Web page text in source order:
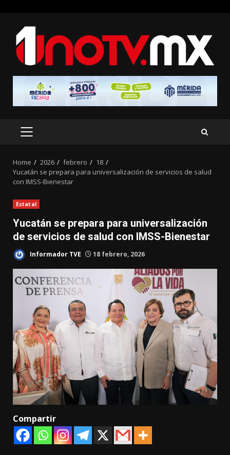
content
PRIMARY
Home 2026 febrero
18
Yucatán se prepara para universalización de servicios de salud
con IMSS-Bienestar
Estatal
Yucatán se prepara para universalización
de servicios de salud con IMSS-Bienestar
Informador TVE 18 febrero, 2026
Compartir